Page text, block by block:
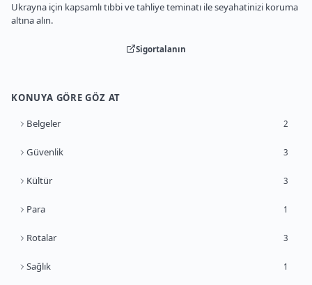
Ukrayna için kapsamlı tıbbi ve tahliye teminatı ile seyahatinizi koruma
altına alın.
Sigortalanın
KONUYA GÖRE GÖZ AT
Belgeler 2
Güvenlik 3
Kültür 3
Para 1
Rotalar 3
Sağlık 1